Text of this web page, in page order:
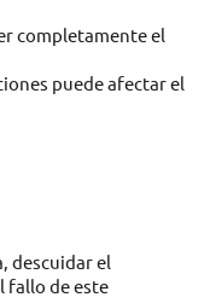
completamente el
puede afectar el
descuidar el
fallo de este